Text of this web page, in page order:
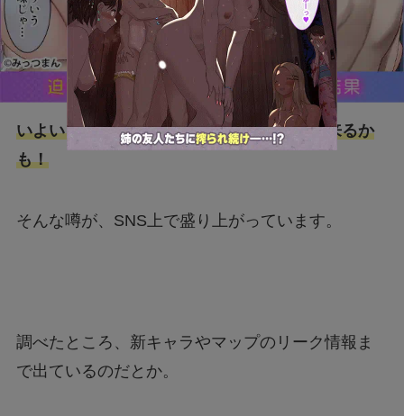
いよいよ「原神」Ver5.2のアプデが11月に来るか
も！
そんな噂が、SNS上で盛り上がっています。
調べたところ、新キャラやマップのリーク情報ま
で出ているのだとか。